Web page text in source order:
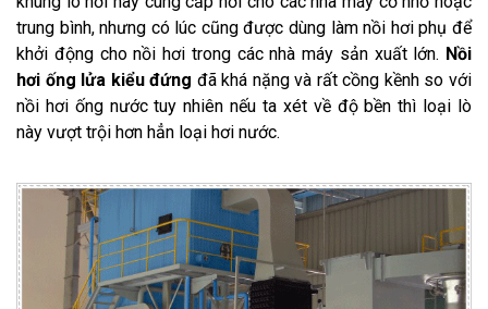
trung bình, nhưng có lúc cũng được dùng làm nồi hơi phụ để
khởi động cho nồi hơi trong các nhà máy sản xuất lớn. Nồi
hơi ống lửa kiểu đứng đã khá nặng và rất cồng kềnh so với
nồi hơi ống nước tuy nhiên nếu ta xét về độ bền thì loại lò
này vượt trội hơn hẳn loại hơi nước.